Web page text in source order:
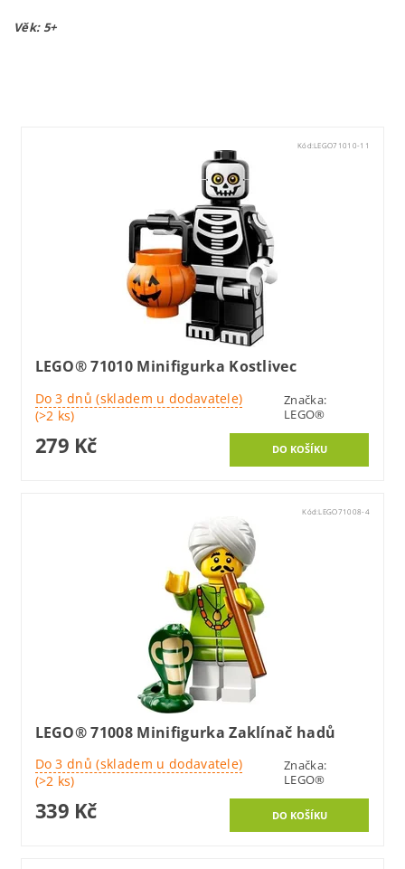
Věk: 5+
Kód:LEGO71010-11
LEGO® 71010 Minifigurka Kostlivec
Do 3 dnů (skladem u dodavatele)
(>2 ks)
Značka:
LEGO®
279 Kč
Kód:LEGO71008-4
LEGO® 71008 Minifigurka Zaklínač hadů
Do 3 dnů (skladem u dodavatele)
(>2 ks)
Značka:
LEGO®
339 Kč